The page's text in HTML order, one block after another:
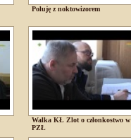
Poluję z noktowizorem
Walka KŁ Zlot o członkostwo w
PZŁ